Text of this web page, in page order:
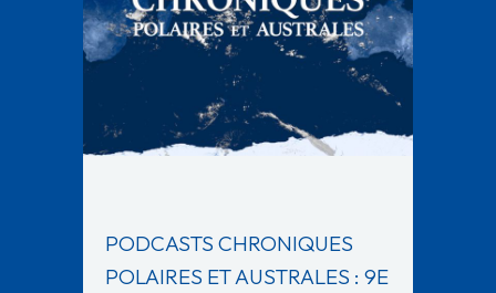
PODCASTS CHRONIQUES
POLAIRES ET AUSTRALES : 9E